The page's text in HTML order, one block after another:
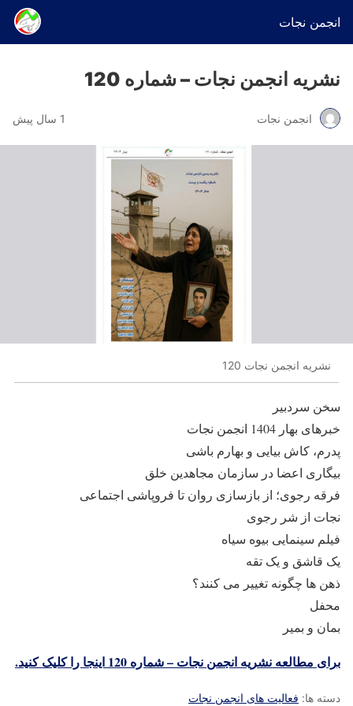
انجمن نجات
نشریه انجمن نجات – شماره 120
انجمن نجات 1 سال پیش
نشریه انجمن نجات 120
سخن سردبیر
خبرهای بهار 1404 انجمن نجات
پدرم، کاش بیایی و بهارم باشی
بیگاری اعضا در سازمان مجاهدین خلق
فرقه رجوی؛ از بازسازی روان تا فروپاشی اجتماعی
نجات از شر رجوی
فیلم سینمایی بیوه سیاه
یک قاشق و یک تقه
ذهن ها چگونه تغییر می کنند؟
محفل
بمان و بمیر
برای مطالعه نشریه انجمن نجات – شماره 120 اینجا را کلیک کنید.
دسته ها: فعالیت های انجمن نجات